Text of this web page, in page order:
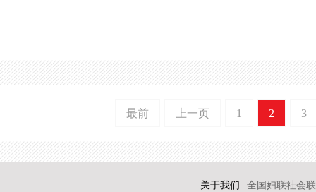
最前 上一页 1 2 3
关于我们 全国妇联社会